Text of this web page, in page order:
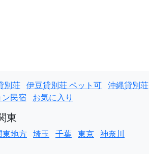
別荘 伊豆貸別荘 ペット可 沖縄貸別荘
民宿 お気に入り
東
東地方 埼玉 千葉 東京 神奈川